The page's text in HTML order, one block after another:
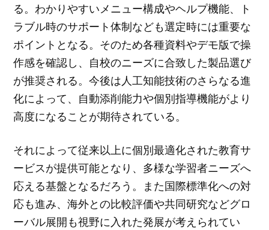
る。わかりやすいメニュー構成やヘルプ機能、ト
ラブル時のサポート体制なども選定時には重要な
ポイントとなる。そのため各種資料やデモ版で操
作感を確認し、自校のニーズに合致した製品選び
が推奨される。今後は人工知能技術のさらなる進
化によって、自動添削能力や個別指導機能がより
高度になることが期待されている。
それによって従来以上に個別最適化された教育サ
ービスが提供可能となり、多様な学習者ニーズへ
応える基盤となるだろう。また国際標準化への対
応も進み、海外との比較評価や共同研究などグロ
ーバル展開も視野に入れた発展が考えられてい